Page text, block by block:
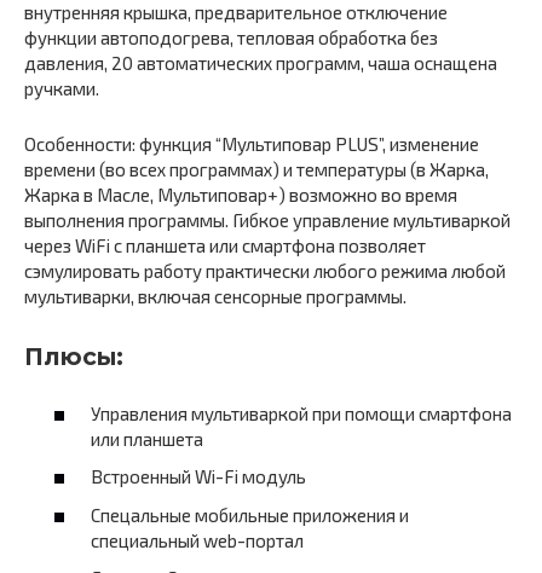
внутренняя крышка, предварительное отключение
функции автоподогрева, тепловая обработка без
давления, 20 автоматических программ, чаша оснащена
ручками.
Особенности: функция “Мультиповар PLUS”, изменение
времени (во всех программах) и температуры (в Жарка,
Жарка в Масле, Мультиповар+) возможно во время
выполнения программы. Гибкое управление мультиваркой
через WiFi с планшета или смартфона позволяет
сэмулировать работу практически любого режима любой
мультиварки, включая сенсорные программы.
Плюсы:
Управления мультиваркой при помощи смартфона
или планшета
Встроенный Wi-Fi модуль
Спецальные мобильные приложения и
специальный web-портал